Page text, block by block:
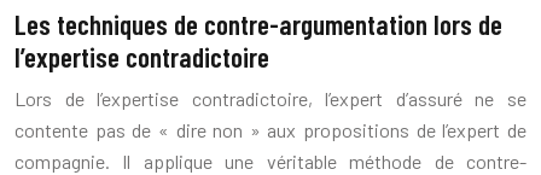
Les techniques de contre-argumentation lors de
l’expertise contradictoire
Lors de l’expertise contradictoire, l’expert d’assuré ne se
contente pas de « dire non » aux propositions de l’expert de
compagnie. Il applique une véritable méthode de contre-